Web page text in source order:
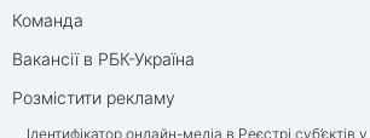
Команда
Вакансії в РБК-Україна
Розмістити рекламу
Ідентифікатор онлайн-медіа в Реєстрі суб’єктів